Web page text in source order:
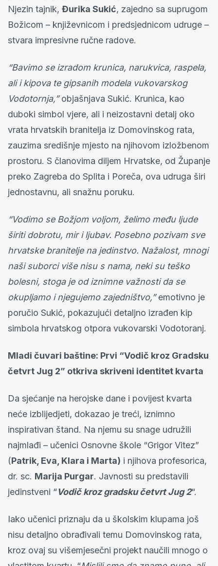
Njezin tajnik, Đurika Sukić, zajedno sa suprugom
Božicom – književnicom i predsjednicom udruge –
stvara impresivne ručne radove.
“Bavimo se izradom krunica, narukvica, raspela,
ali i kipova te gipsanih modela vukovarskog
Vodotornja,”objašnjava Sukić. Krunica, kao
duboki simbol vjere, ali i neizostavni detalj oko
vrata hrvatskih branitelja iz Domovinskog rata,
zauzima središnje mjesto na njihovom izložbenom
prostoru. S članovima diljem Hrvatske, od Županje
preko Zagreba do Splita i Poreča, ova udruga širi
jednostavnu, ali snažnu poruku.
“Vodimo se Božjom voljom, želimo među ljude
širiti dobrotu, mir i ljubav. Posebno pozivam sve
hrvatske branitelje na jedinstvo. Nažalost, mnogi
naši suborci više nisu s nama, neki su teško
bolesni, stoga je od iznimne važnosti da se
okupljamo i njegujemo zajedništvo,”emotivno je
poručio Sukić, pokazujući detaljno izrađen kip
simbola hrvatskog otpora vukovarski Vodotoranj.
Mladi čuvari baštine: Prvi “Vodič kroz Gradsku
četvrt Jug 2” otkriva skriveni identitet kvarta
Da sjećanje na herojske dane i povijest kvarta
neće izblijedjeti, dokazao je treći, iznimno
inspirativan štand. Na njemu su snage udružili
najmlađi – učenici Osnovne škole “Grigor Vitez”
(Patrik, Eva, Klara i Marta) i njihova profesorica,
dr. sc. Marija Purgar. Javnosti su predstavili
jedinstveni “Vodič kroz gradsku četvrt Jug 2“.
Iako učenici priznaju da u školskim klupama još
nisu detaljno obrađivali temu Domovinskog rata,
kroz ovaj su višemjesečni projekt naučili mnogo o